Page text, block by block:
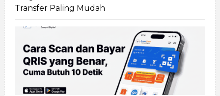
Transfer Paling Mudah